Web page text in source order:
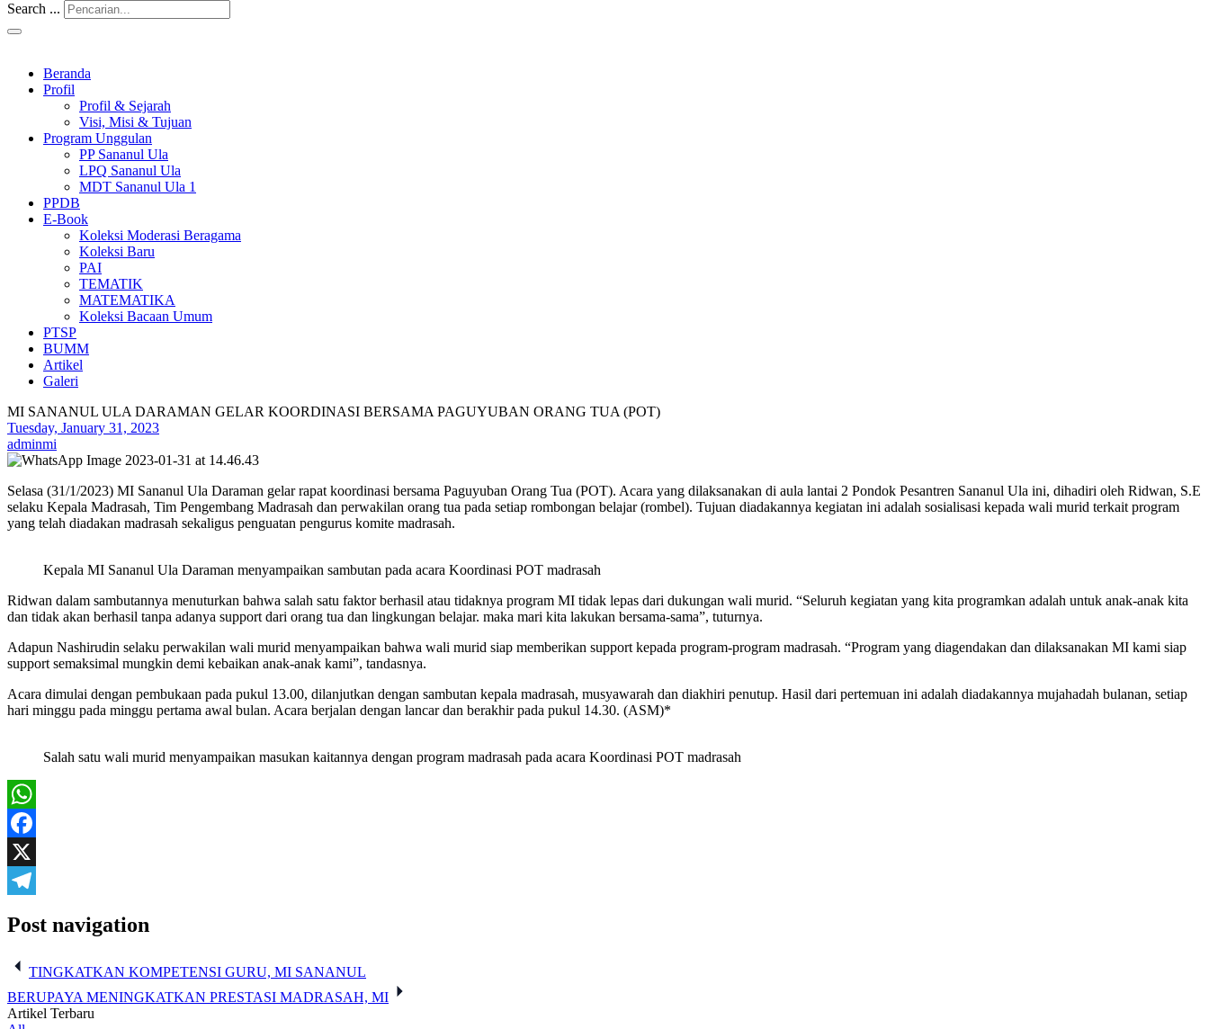
Search ...
Beranda
Profil
Profil & Sejarah
Visi, Misi & Tujuan
Program Unggulan
PP Sananul Ula
LPQ Sananul Ula
MDT Sananul Ula 1
PPDB
E-Book
Koleksi Moderasi Beragama
Koleksi Baru
PAI
TEMATIK
MATEMATIKA
Koleksi Bacaan Umum
PTSP
BUMM
Artikel
Galeri
MI SANANUL ULA DARAMAN GELAR KOORDINASI BERSAMA PAGUYUBAN ORANG TUA (POT)
Tuesday, January 31, 2023
adminmi
Selasa (31/1/2023) MI Sananul Ula Daraman gelar rapat koordinasi bersama Paguyuban Orang Tua (POT). Acara yang dilaksanakan di aula lantai 2 Pondok Pesantren Sananul Ula ini, dihadiri oleh Ridwan, S.E
selaku Kepala Madrasah, Tim Pengembang Madrasah dan perwakilan orang tua pada setiap rombongan belajar (rombel). Tujuan diadakannya kegiatan ini adalah sosialisasi kepada wali murid terkait program
yang telah diadakan madrasah sekaligus penguatan pengurus komite madrasah.
Kepala MI Sananul Ula Daraman menyampaikan sambutan pada acara Koordinasi POT madrasah
Ridwan dalam sambutannya menuturkan bahwa salah satu faktor berhasil atau tidaknya program MI tidak lepas dari dukungan wali murid. “Seluruh kegiatan yang kita programkan adalah untuk anak-anak kita
dan tidak akan berhasil tanpa adanya support dari orang tua dan lingkungan belajar. maka mari kita lakukan bersama-sama”, tuturnya.
Adapun Nashirudin selaku perwakilan wali murid menyampaikan bahwa wali murid siap memberikan support kepada program-program madrasah. “Program yang diagendakan dan dilaksanakan MI kami siap
support semaksimal mungkin demi kebaikan anak-anak kami”, tandasnya.
Acara dimulai dengan pembukaan pada pukul 13.00, dilanjutkan dengan sambutan kepala madrasah, musyawarah dan diakhiri penutup. Hasil dari pertemuan ini adalah diadakannya mujahadah bulanan, setiap
hari minggu pada minggu pertama awal bulan. Acara berjalan dengan lancar dan berakhir pada pukul 14.30. (ASM)*
Salah satu wali murid menyampaikan masukan kaitannya dengan program madrasah pada acara Koordinasi POT madrasah
WhatsApp
Facebook
X
Post navigation
TINGKATKAN KOMPETENSI GURU, MI SANANUL
BERUPAYA MENINGKATKAN PRESTASI MADRASAH, MI
Artikel Terbaru